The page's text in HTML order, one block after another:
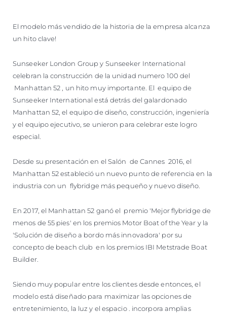
El modelo más vendido de la historia de la empresa alcanza
un hito clave!
Sunseeker London Group y Sunseeker International
celebran la construcción de la unidad numero 100 del
Manhattan 52 , un hito muy importante. El equipo de
Sunseeker International está detrás del galardonado
Manhattan 52, el equipo de diseño, construcción, ingeniería
y el equipo ejecutivo, se unieron para celebrar este logro
especial.
Desde su presentación en el Salón de Cannes 2016, el
Manhattan 52 estableció un nuevo punto de referencia en la
industria con un flybridge más pequeño y nuevo diseño.
En 2017, el Manhattan 52 ganó el premio 'Mejor flybridge de
menos de 55 pies' en los premios Motor Boat of the Year y la
'Solución de diseño a bordo más innovadora' por su
concepto de beach club en los premios IBI Metstrade Boat
Builder.
Siendo muy popular entre los clientes desde entonces, el
modelo está diseñado para maximizar las opciones de
entretenimiento, la luz y el espacio . incorpora amplias